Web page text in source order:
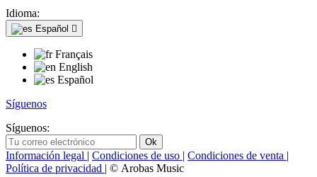
Idioma:
Español 
Français
English
Español
Síguenos
Síguenos:
Información legal | Condiciones de uso | Condiciones de venta |
Política de privacidad | © Arobas Music